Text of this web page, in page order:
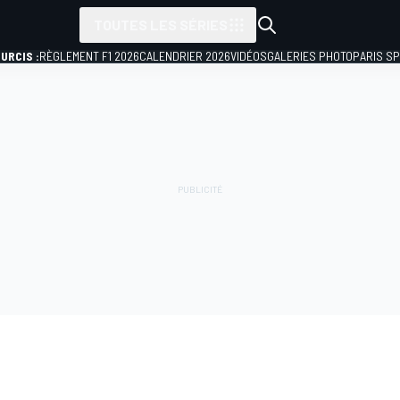
:RÈGLEMENT F1 2026CALENDRIER 2026VIDÉOSGALERIES PHOTOPARIS